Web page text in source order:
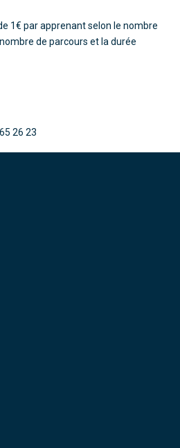
1€ par apprenant selon le nombre
de parcours et la durée
26 23